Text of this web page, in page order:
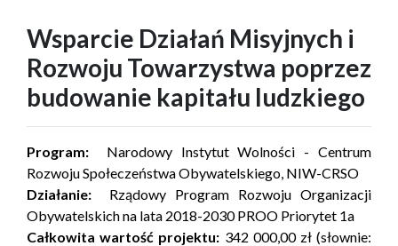
Wsparcie Działań Misyjnych i
Rozwoju Towarzystwa poprzez
budowanie kapitału ludzkiego
Program: Narodowy Instytut Wolności - Centrum
Rozwoju Społeczeństwa Obywatelskiego, NIW-CRSO
Działanie:
Rządowy Program Rozwoju Organizacji
Obywatelskich na lata 2018-2030 PROO Priorytet 1a
Całkowita wartość projektu: 342 000,00 zł (słownie: